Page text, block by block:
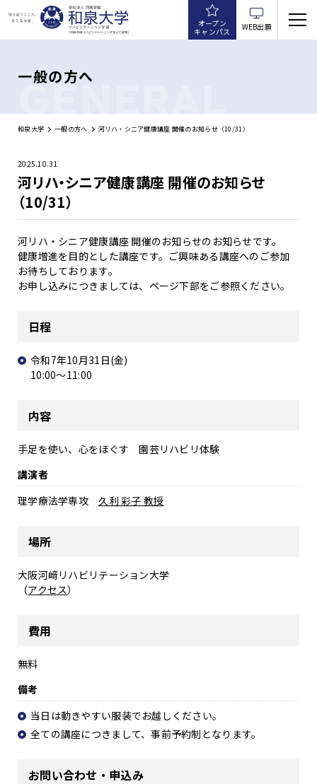
オープン
キャンパス
WEB出願
一般の方へ
GENERAL
和泉大学 一般の方へ 河リハ・シニア健康講座 開催のお知らせ（10/31）
2025.10.31
河リハ・シニア健康講座 開催のお知らせ
（10/31）
河リハ・シニア健康講座 開催のお知らせのお知らせです。
健康増進を目的とした講座です。ご興味ある講座へのご参加
お待ちしております。
お申し込みにつきましては、ページ下部をご参照ください。
日程
令和7年10月31日(金)
10:00～11:00
内容
手足を使い、心をほぐす 園芸リハビリ体験
講演者
理学療法学専攻久利 彩子 教授
場所
大阪河﨑リハビリテーション大学
（アクセス）
費用
無料
備考
当日は動きやすい服装でお越しください。
全ての講座につきまして、事前予約制となります。
お問い合わせ・申込み